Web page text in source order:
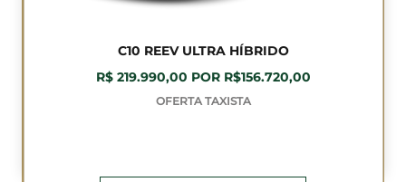
C10 REEV ULTRA HÍBRIDO
R$ 219.990,00 POR R$156.720,00
OFERTA TAXISTA